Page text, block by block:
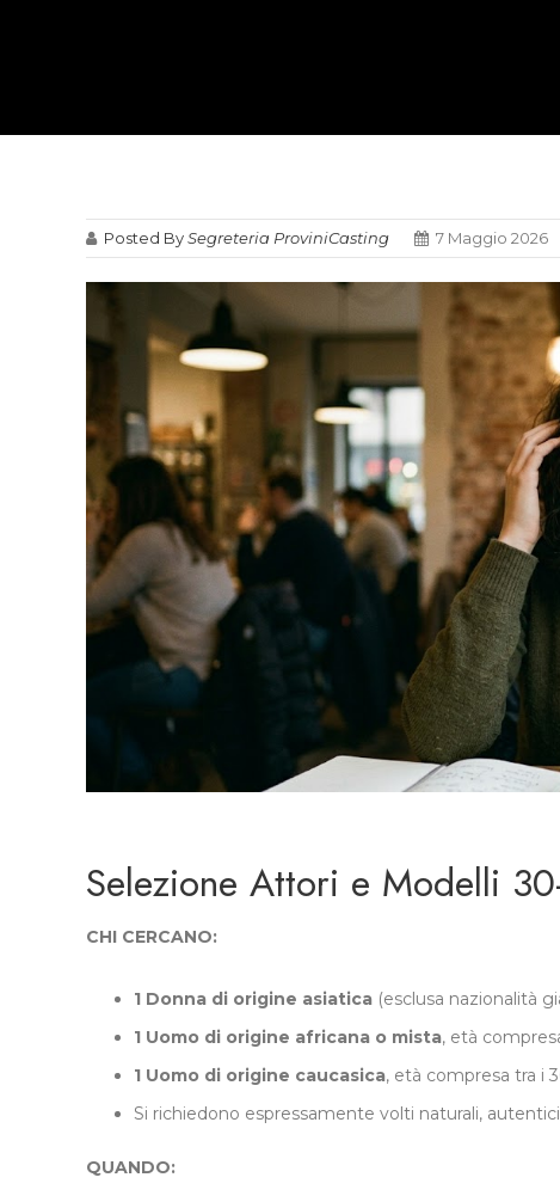
Posted BySegreteria ProviniCasting 7 Maggio 2026
Selezione Attori e Modelli
CHI CERCANO:
1 Donna di origine asiatica (esclusa nazionalità
1 Uomo di origine africana o mista, età
1 Uomo di origine caucasica, età compresa tra i
Si richiedono espressamente volti naturali,
QUANDO: